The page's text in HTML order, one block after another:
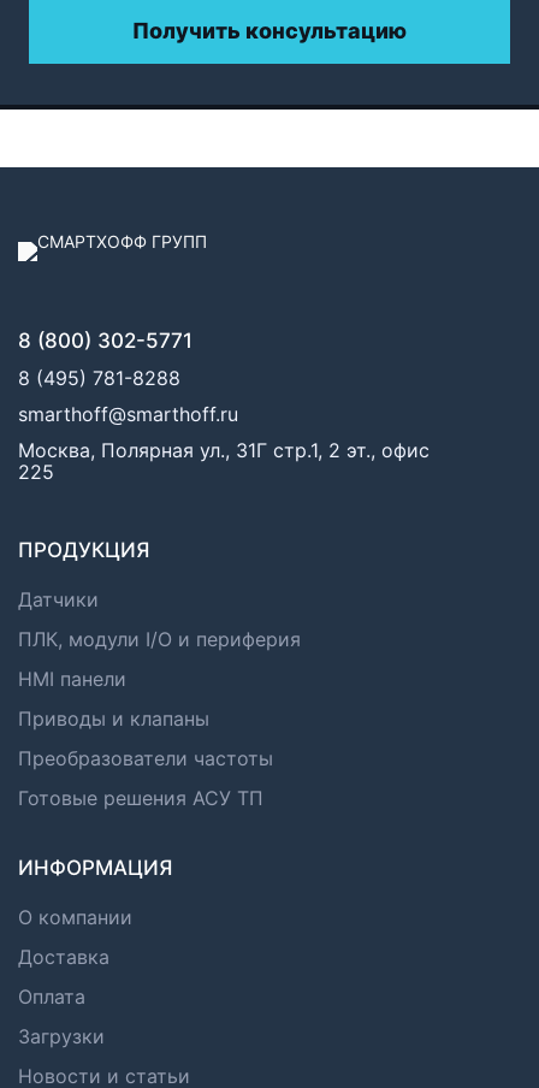
Получить консультацию
8 (800) 302-5771
8 (495) 781-8288
smarthoff@smarthoff.ru
Москва, Полярная ул., 31Г стр.1, 2 эт., офис
225
ПРОДУКЦИЯ
Датчики
ПЛК, модули I/O и периферия
HMI панели
Приводы и клапаны
Преобразователи частоты
Готовые решения АСУ ТП
ИНФОРМАЦИЯ
О компании
Доставка
Оплата
Загрузки
Новости и статьи